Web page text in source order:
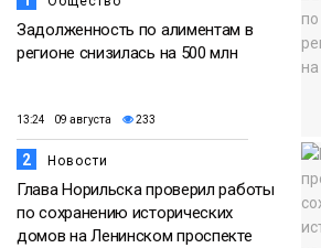
Задолженность по алиментам в
регионе снизилась на 500 млн
13:24 09 августа 233
2 Новости
Глава Норильска проверил работы
по сохранению исторических
домов на Ленинском проспекте